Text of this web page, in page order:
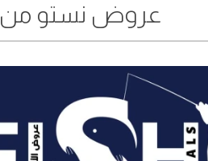
عروض نستو من 03 إلى 04 مايو 2026